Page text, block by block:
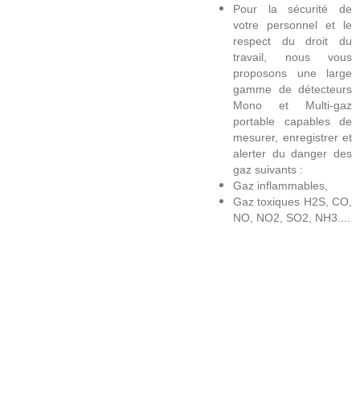
Pour la sécurité de
votre personnel et le
respect du droit du
travail, nous vous
proposons une large
gamme de détecteurs
Mono et Multi-gaz
portable capables de
mesurer, enregistrer et
alerter du danger des
gaz suivants :
Gaz inflammables,
Gaz toxiques H2S, CO,
NO, NO2, SO2, NH3....